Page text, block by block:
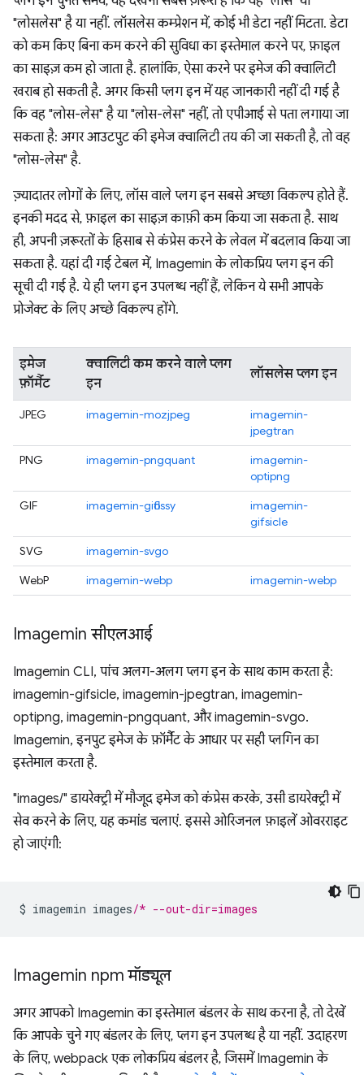
"लोसलेस" है या नहीं. लॉसलेस कम्प्रेशन में, कोई भी डेटा नहीं मिटता. डेटा
को कम किए बिना कम करने की सुविधा का इस्तेमाल करने पर, फ़ाइल
का साइज़ कम हो जाता है. हालांकि, ऐसा करने पर इमेज की क्वालिटी
खराब हो सकती है. अगर किसी प्लग इन में यह जानकारी नहीं दी गई है
कि वह "लोस-लेस" है या "लोस-लेस" नहीं, तो एपीआई से पता लगाया जा
सकता है: अगर आउटपुट की इमेज क्वालिटी तय की जा सकती है, तो वह
"लोस-लेस" है.
ज़्यादातर लोगों के लिए, लॉस वाले प्लग इन सबसे अच्छा विकल्प होते हैं.
इनकी मदद से, फ़ाइल का साइज़ काफ़ी कम किया जा सकता है. साथ
ही, अपनी ज़रूरतों के हिसाब से कंप्रेस करने के लेवल में बदलाव किया जा
सकता है. यहां दी गई टेबल में, Imagemin के लोकप्रिय प्लग इन की
सूची दी गई है. ये ही प्लग इन उपलब्ध नहीं हैं, लेकिन ये सभी आपके
प्रोजेक्ट के लिए अच्छे विकल्प होंगे.
इमेज
फ़ॉर्मैट
क्वालिटी कम करने वाले प्लग
इन
लॉसलेस प्लग इन
JPEG imagemin-mozjpeg
imagemin-
jpegtran
PNG
imagemin-pngquant
imagemin-
optipng
GIF
imagemin-giflossy
imagemin-
gifsicle
SVG
imagemin-svgo
WebP
imagemin-webp imagemin-webp
Imagemin सीएलआई
Imagemin CLI, पांच अलग-अलग प्लग इन के साथ काम करता है:
imagemin-gifsicle, imagemin-jpegtran, imagemin-
optipng, imagemin-pngquant, और imagemin-svgo.
Imagemin, इनपुट इमेज के फ़ॉर्मैट के आधार पर सही प्लगिन का
इस्तेमाल करता है.
"images/" डायरेक्ट्री में मौजूद इमेज को कंप्रेस करके, उसी डायरेक्ट्री में
सेव करने के लिए, यह कमांड चलाएं. इससे ओरिजनल फ़ाइलें ओवरराइट
हो जाएंगी:
$ imagemin images/* --out-dir=images
Imagemin npm मॉड्यूल
अगर आपको Imagemin का इस्तेमाल बंडलर के साथ करना है, तो देखें
कि आपके चुने गए बंडलर के लिए, प्लग इन उपलब्ध है या नहीं. उदाहरण
के लिए, webpack एक लोकप्रिय बंडलर है, जिसमें Imagemin के